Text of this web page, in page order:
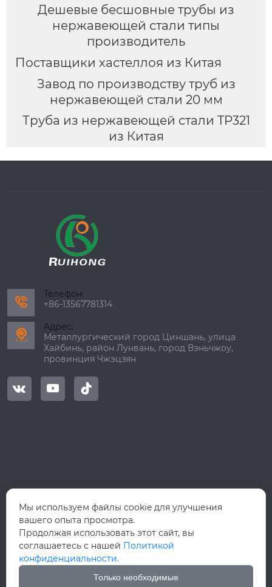
Дешевые бесшовные трубы из
нержавеющей стали типы
производитель
Поставщики хастеллоя из Китая
Завод по производству труб из
нержавеющей стали 20 мм
Труба из нержавеющей стали TP321
из Китая

Телефон:
+86-13567781314

Адрес:
Металлургический город Циншань, улица
Хайбинь, район Лунвань, город Вэньчжоу,
провинция Чжэцзян
  
Мы используем файлы cookie для улучшения
вашего опыта просмотра.
Продолжая использовать этот сайт, вы
соглашаетесь с нашей Политикой
конфиденциальности.
Только необходимые